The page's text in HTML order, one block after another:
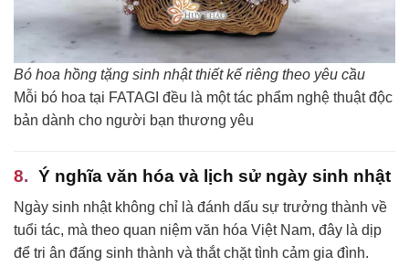
Bó hoa hồng tặng sinh nhật thiết kế riêng theo yêu cầu
Mỗi bó hoa tại FATAGI đều là một tác phẩm nghệ thuật độc
bản dành cho người bạn thương yêu
Ý nghĩa văn hóa và lịch sử ngày sinh nhật
Ngày sinh nhật không chỉ là đánh dấu sự trưởng thành về
tuổi tác, mà theo quan niệm văn hóa Việt Nam, đây là dịp
để tri ân đấng sinh thành và thắt chặt tình cảm gia đình.